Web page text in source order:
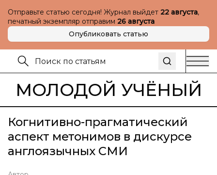
Отправьте статью сегодня! Журнал выйдет 22 августа,
печатный экземпляр отправим 26 августа
Опубликовать статью
МОЛОДОЙ УЧЁНЫЙ
Когнитивно-прагматический
аспект метонимов в дискурсе
англоязычных СМИ